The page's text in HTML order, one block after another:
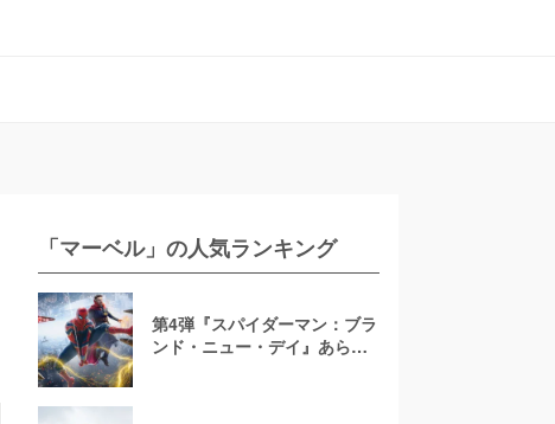
「マーベル」の人気ランキング
第4弾『スパイダーマン：ブラ
ンド・ニュー・デイ』あらす